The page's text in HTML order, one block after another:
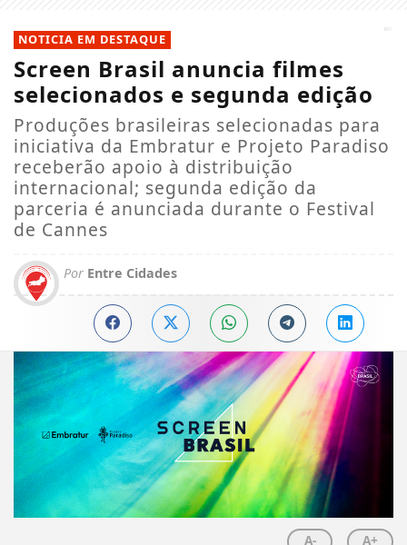
NOTICIA EM DESTAQUE
Screen Brasil anuncia filmes
selecionados e segunda edição
Produções brasileiras selecionadas para
iniciativa da Embratur e Projeto Paradiso
receberão apoio à distribuição
internacional; segunda edição da
parceria é anunciada durante o Festival
de Cannes
Por Entre Cidades
A- A+